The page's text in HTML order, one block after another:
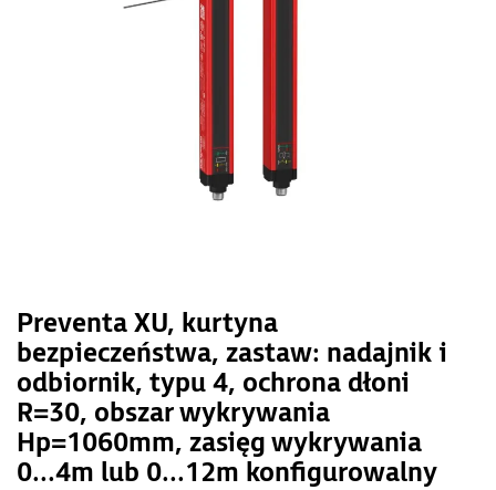
Preventa XU, kurtyna
bezpieczeństwa, zastaw: nadajnik i
odbiornik, typu 4, ochrona dłoni
R=30, obszar wykrywania
Hp=1060mm, zasięg wykrywania
0...4m lub 0...12m konfigurowalny